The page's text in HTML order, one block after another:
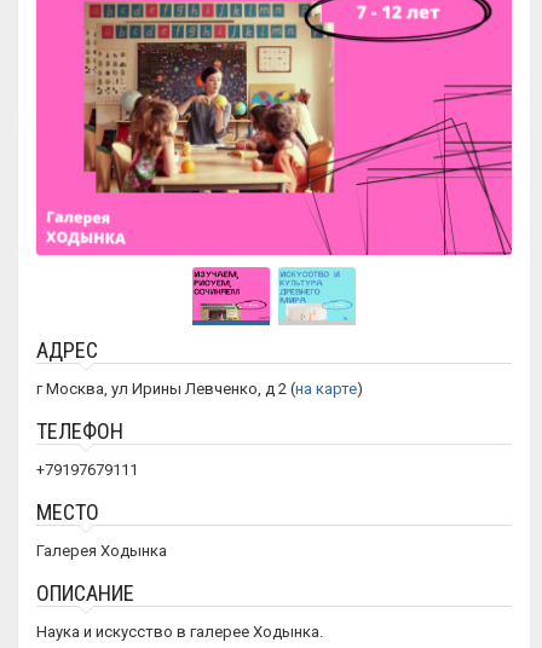
АДРЕС
г Москва, ул Ирины Левченко, д 2 (на карте)
ТЕЛЕФОН
+79197679111
МЕСТО
Галерея Ходынка
ОПИСАНИЕ
Наука и искусство в галерее Ходынка.